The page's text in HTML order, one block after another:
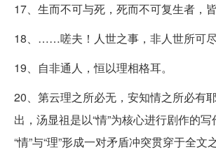
17、生而不可与死，死而不可复生者，皆
18、……嗟夫！人世之事，非人世所可尽
19、自非通人，恒以理相格耳。
20、第云理之所必无，安知情之所必有
出，汤显祖是以“情”为核心进行剧作的
“情”与“理”形成一对矛盾冲突贯穿于全文之